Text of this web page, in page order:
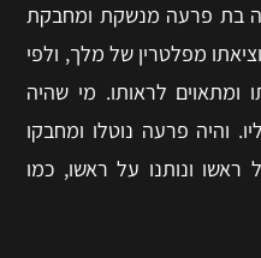
בת פרעה מנשקת ומחבקת
מפלטרין של מלך, ולפי
ומתאוים לראותו. מי שהיה
והיה פרעה נוטלו ומחבקו
ונותנו על ראשו, כמו